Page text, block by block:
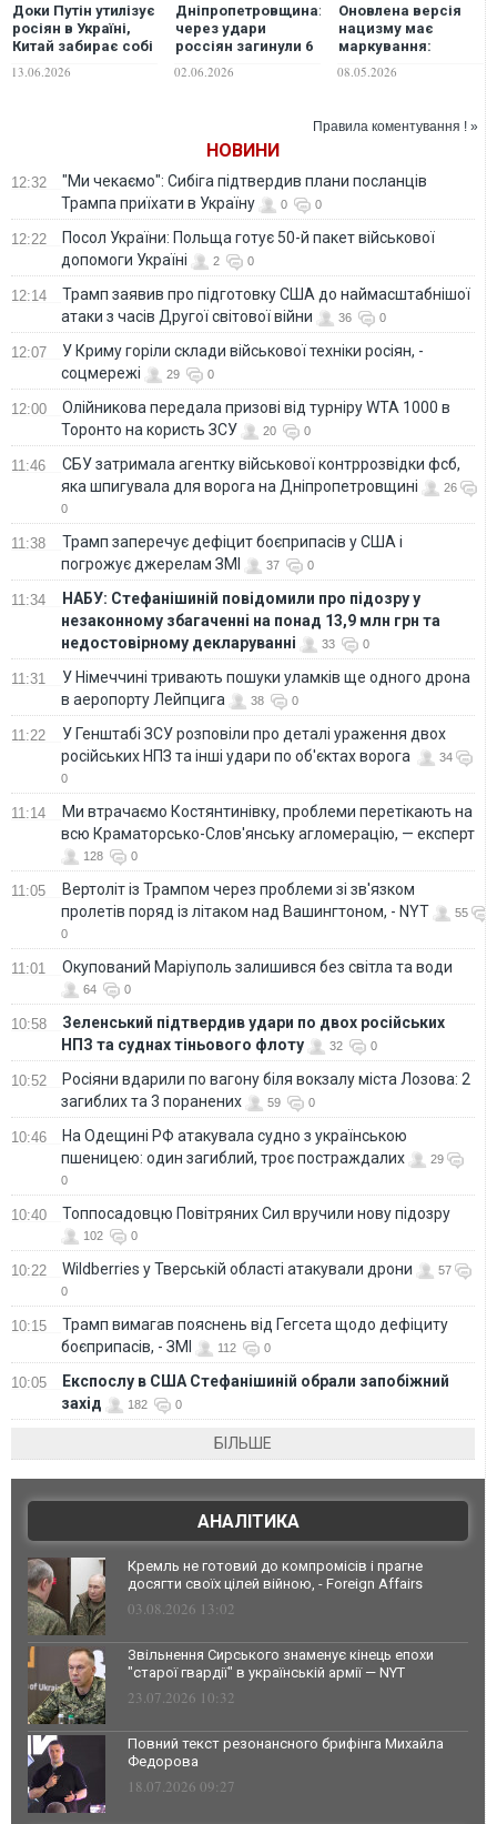
Доки Путін утилізує
росіян в Україні,
Китай забирає собі
бою, - The Hill
13.06.2026
Дніпропетровщина:
через удари
россіян загинули 6
рятувальник, ще 36
02.06.2026
Оновлена версія
нацизму має
маркування:
России", -
08.05.2026
Правила коментування ! »
НОВИНИ
12:32
"Ми чекаємо": Сибіга підтвердив плани посланців
Трампа приїхати в Україну
0 0
12:22
Посол України: Польща готує 50-й пакет військової
допомоги Україні
2 0
12:14
Трамп заявив про підготовку США до наймасштабнішої
атаки з часів Другої світової війни
36 0
12:07
У Криму горіли склади військової техніки росіян, -
соцмережі
29 0
12:00
Олійникова передала призові від турніру WTA 1000 в
Торонто на користь ЗСУ
20 0
11:46
СБУ затримала агентку військової контррозвідки фсб,
яка шпигувала для ворога на Дніпропетровщині
26
0
11:38
Трамп заперечує дефіцит боєприпасів у США і
погрожує джерелам ЗМІ
37 0
11:34
НАБУ: Стефанішиній повідомили про підозру у
незаконному збагаченні на понад 13,9 млн грн та
недостовірному декларуванні
33 0
11:31
У Німеччині тривають пошуки уламків ще одного дрона
в аеропорту Лейпцига
38 0
11:22
У Генштабі ЗСУ розповіли про деталі ураження двох
російських НПЗ та інші удари по об'єктах ворога
34
0
11:14
Ми втрачаємо Костянтинівку, проблеми перетікають на
всю Краматорсько-Слов'янську агломерацію, — експерт
128 0
11:05
Вертоліт із Трампом через проблеми зі зв'язком
пролетів поряд із літаком над Вашингтоном, - NYT
55
0
11:01 Окупований Маріуполь залишився без світла та води
64 0
10:58
Зеленський підтвердив удари по двох російських
НПЗ та суднах тіньового флоту
32 0
10:52
Росіяни вдарили по вагону біля вокзалу міста Лозова: 2
загиблих та 3 поранених
59 0
10:46
На Одещині РФ атакувала судно з українською
пшеницею: один загиблий, троє постраждалих
29
0
10:40 Топпосадовцю Повітряних Сил вручили нову підозру
102 0
10:22 Wildberries у Тверській області атакували дрони
57
0
10:15
Трамп вимагав пояснень від Гегсета щодо дефіциту
боєприпасів, - ЗМІ
112 0
10:05
Експослу в США Стефанішиній обрали запобіжний
захід
182 0
БІЛЬШЕ
АНАЛІТИКА
Кремль не готовий до компромісів і прагне
досягти своїх цілей війною, - Foreign Affairs
03.08.2026 13:02
Звільнення Сирського знаменує кінець епохи
"старої гвардії" в українській армії — NYT
23.07.2026 10:32
Повний текст резонансного брифінга Михайла
Федорова
18.07.2026 09:27